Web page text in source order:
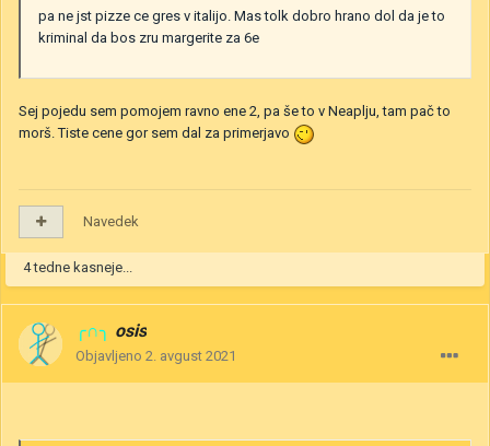
pa ne jst pizze ce gres v italijo. Mas tolk dobro hrano dol da je to
kriminal da bos zru margerite za 6e
Sej pojedu sem pomojem ravno ene 2, pa še to v Neaplju, tam pač to
morš. Tiste cene gor sem dal za primerjavo
Navedek
4 tedne kasneje...
╭∩╮ osis
Objavljeno 2. avgust 2021